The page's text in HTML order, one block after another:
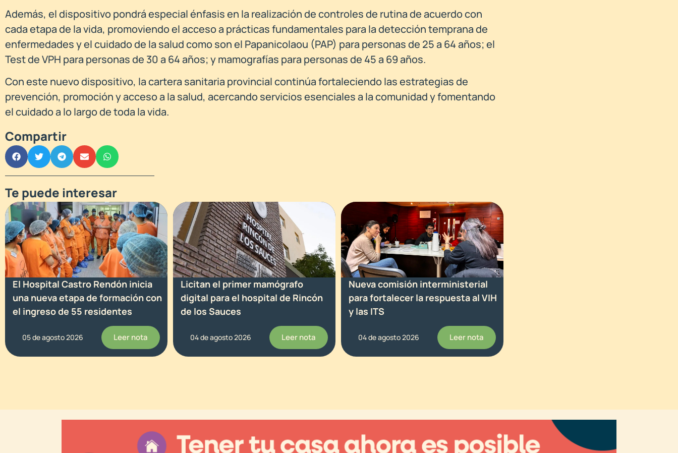
Además, el dispositivo pondrá especial énfasis en la realización de controles de rutina de acuerdo con
cada etapa de la vida, promoviendo el acceso a prácticas fundamentales para la detección temprana de
enfermedades y el cuidado de la salud como son el Papanicolaou (PAP) para personas de 25 a 64 años; el
Test de VPH para personas de 30 a 64 años; y mamografías para personas de 45 a 69 años.
Con este nuevo dispositivo, la cartera sanitaria provincial continúa fortaleciendo las estrategias de
prevención, promoción y acceso a la salud, acercando servicios esenciales a la comunidad y fomentando
el cuidado a lo largo de toda la vida.
Compartir
Te puede interesar
El Hospital Castro Rendón inicia
una nueva etapa de formación con
el ingreso de 55 residentes
05 de agosto 2026 Leer nota
Licitan el primer mamógrafo
digital para el hospital de Rincón
de los Sauces
04 de agosto 2026 Leer nota
Nueva comisión interministerial
para fortalecer la respuesta al VIH
y las ITS
04 de agosto 2026 Leer nota